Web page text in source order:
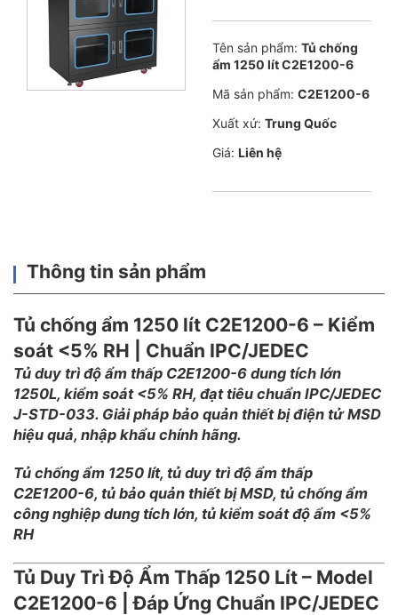
Tên sản phẩm: Tủ chống
ẩm 1250 lít C2E1200-6
Mã sản phẩm: C2E1200-6
Xuất xứ: Trung Quốc
Giá: Liên hệ
Thông tin sản phẩm
Tủ chống ẩm 1250 lít C2E1200-6 – Kiểm
soát <5% RH | Chuẩn IPC/JEDEC
Tủ duy trì độ ẩm thấp C2E1200-6 dung tích lớn
1250L, kiểm soát <5% RH, đạt tiêu chuẩn IPC/JEDEC
J-STD-033. Giải pháp bảo quản thiết bị điện tử MSD
hiệu quả, nhập khẩu chính hãng.
Tủ chống ẩm 1250 lít, tủ duy trì độ ẩm thấp
C2E1200-6, tủ bảo quản thiết bị MSD, tủ chống ẩm
công nghiệp dung tích lớn, tủ kiểm soát độ ẩm <5%
RH
Tủ Duy Trì Độ Ẩm Thấp 1250 Lít – Model
C2E1200-6 | Đáp Ứng Chuẩn IPC/JEDEC